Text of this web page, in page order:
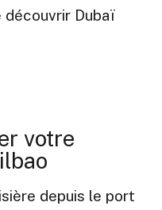
Dubaï
votre
depuis le port